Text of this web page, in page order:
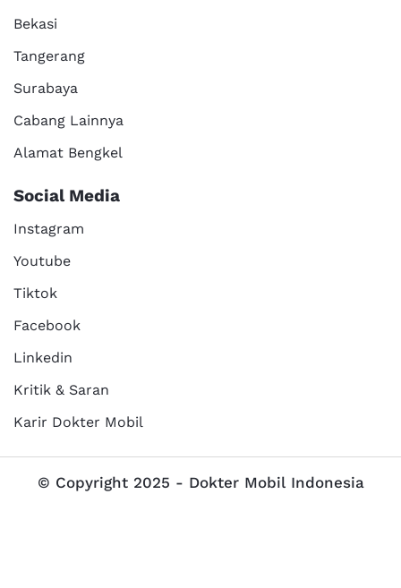
Bekasi
Tangerang
Surabaya
Cabang Lainnya
Alamat Bengkel
Social Media
Instagram
Youtube
Tiktok
Facebook
Linkedin
Kritik & Saran
Karir Dokter Mobil
© Copyright 2025 - Dokter Mobil Indonesia